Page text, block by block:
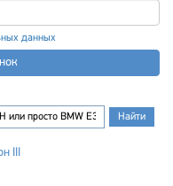
данных
III